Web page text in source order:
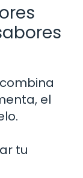
el
tu